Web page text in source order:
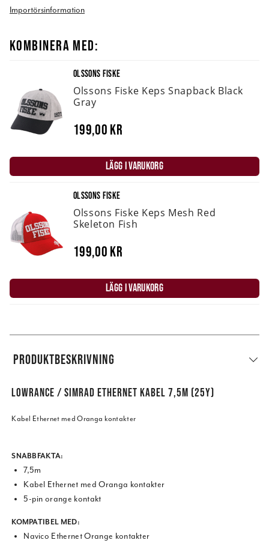
Importörsinformation
KOMBINERA MED:
OLSSONS FISKE
Olssons Fiske Keps Snapback Black
Gray
199,00 kr
LÄGG I VARUKORG
OLSSONS FISKE
Olssons Fiske Keps Mesh Red
Skeleton Fish
199,00 kr
LÄGG I VARUKORG
PRODUKTBESKRIVNING
LOWRANCE / SIMRAD ETHERNET KABEL 7,5M (25Y)
Kabel Ethernet med Oranga kontakter
SNABBFAKTA:
7,5m
Kabel Ethernet med Oranga kontakter
5-pin orange kontakt
KOMPATIBEL MED:
Navico Ethernet Orange kontakter